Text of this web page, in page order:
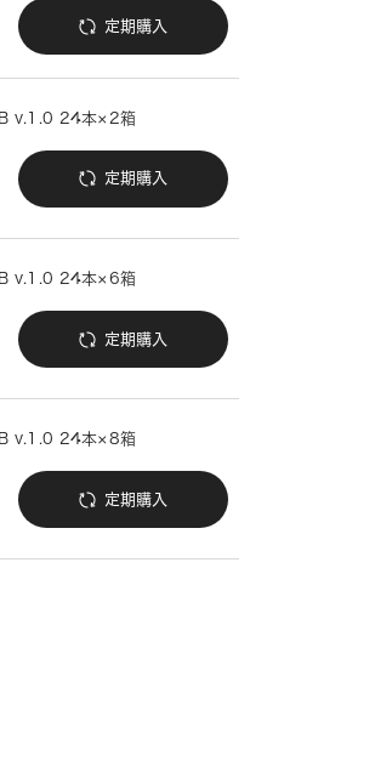
定期購入
v.1.0 24本×2箱
定期購入
v.1.0 24本×6箱
定期購入
v.1.0 24本×8箱
定期購入